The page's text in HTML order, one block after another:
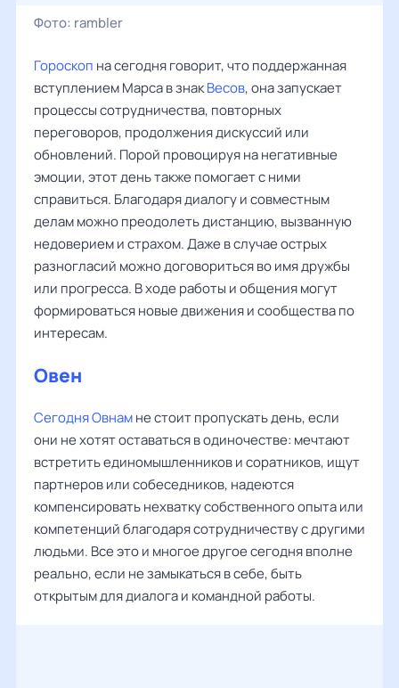
Фото: rambler
Гороскоп на сегодня говорит, что поддержанная
вступлением Марса в знакВесов, она запускает
процессы сотрудничества, повторных
переговоров, продолжения дискуссий или
обновлений. Порой провоцируя на негативные
эмоции, этот день также помогает с ними
справиться. Благодаря диалогу и совместным
делам можно преодолеть дистанцию, вызванную
недоверием и страхом. Даже в случае острых
разногласий можно договориться во имя дружбы
или прогресса. В ходе работы и общения могут
формироваться новые движения и сообщества по
интересам.
Овен
Сегодня Овнамне стоит пропускать день, если
они не хотят оставаться в одиночестве: мечтают
встретить единомышленников и соратников, ищут
партнеров или собеседников, надеются
компенсировать нехватку собственного опыта или
компетенций благодаря сотрудничеству с другими
людьми. Все это и многое другое сегодня вполне
реально, если не замыкаться в себе, быть
открытым для диалога и командной работы.